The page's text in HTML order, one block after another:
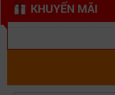
KHUYẾN MÃI